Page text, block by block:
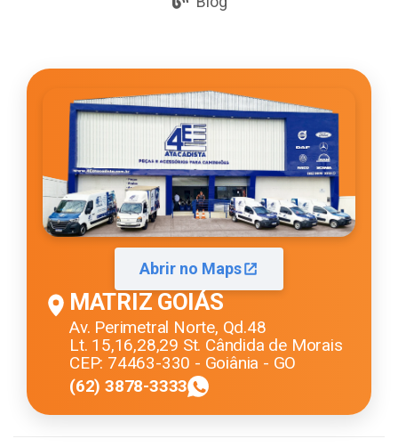
Abrir no Maps
MATRIZ GOIÁS
Av. Perimetral Norte, Qd.48
Lt. 15,16,28,29 St. Cândida de Morais
CEP: 74463-330 - Goiânia - GO
(62) 3878-3333